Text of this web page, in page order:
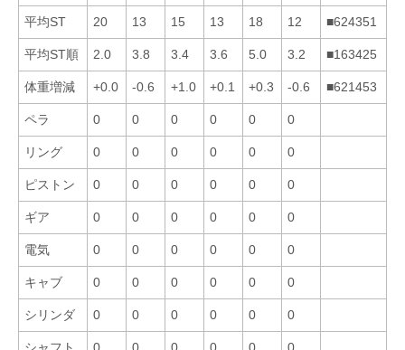
平均ST 20 13 15 13 18 12 ■624351
平均ST順 2.0 3.8 3.4 3.6 5.0 3.2 ■163425
体重増減 +0.0 -0.6 +1.0 +0.1 +0.3 -0.6 ■621453
ペラ 0 0 0 0 0 0
リング 0 0 0 0 0 0
ピストン 0 0 0 0 0 0
ギア 0 0 0 0 0 0
電気 0 0 0 0 0 0
キャブ 0 0 0 0 0 0
シリンダ 0 0 0 0 0 0
シャフト 0 0 0 0 0 0